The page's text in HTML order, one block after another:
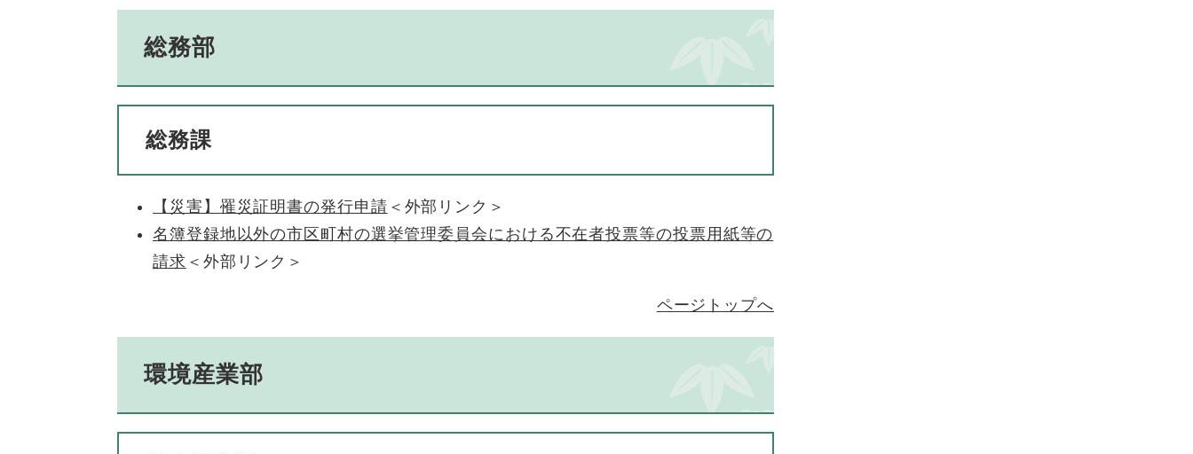
総務部
総務課
【災害】罹災証明書の発行申請 ＜外部リンク＞
名簿登録地以外の市区町村の選挙管理委員会における不在者投票等の投票用紙等の
請求 ＜外部リンク＞
ページトップへ
環境産業部